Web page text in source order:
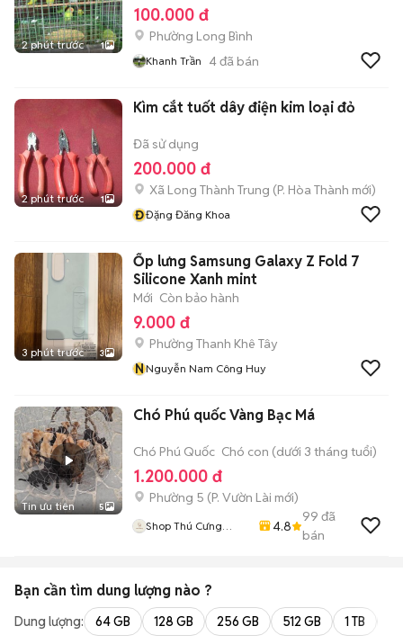
2 phút trước 1
100.000 đ
Phường Long Bình
Khanh Trần 4đã bán
2 phút trước 1
Kìm cắt tuốt dây điện kim loại đỏ
Đã sử dụng
200.000 đ
Xã Long Thành Trung (P. Hòa Thành mới)
ĐĐặng Đăng Khoa
3 phút trước 3
Ốp lưng Samsung Galaxy Z Fold 7
Silicone Xanh mint
Mới Còn bảo hành
9.000 đ
Phường Thanh Khê Tây
NNguyễn Nam Công Huy
Tin ưu tiên 5
Chó Phú quốc Vàng Bạc Má
Chó Phú Quốc Chó con (dưới 3 tháng tuổi)
1.200.000 đ
Phường 5 (P. Vườn Lài mới)
Shop Thú Cưng
4.8
99 đã
bán
Bạn cần tìm dung lượng nào ?
Dung lượng: 64 GB 128 GB 256 GB 512 GB 1 TB